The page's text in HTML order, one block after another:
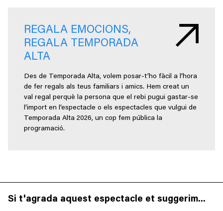
REGALA EMOCIONS,
REGALA TEMPORADA
ALTA
Des de Temporada Alta, volem posar-t’ho fàcil a l’hora
de fer regals als teus familiars i amics. Hem creat un
val regal perquè la persona que el rebi pugui gastar-se
l’import en l’espectacle o els espectacles que vulgui de
Temporada Alta 2026, un cop fem pública la
programació.
Si t'agrada aquest espectacle et suggerim...